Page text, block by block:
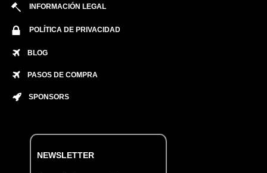
INFORMACIÓN LEGAL
POLÍTICA DE PRIVACIDAD
BLOG
PASOS DE COMPRA
SPONSORS
NEWSLETTER